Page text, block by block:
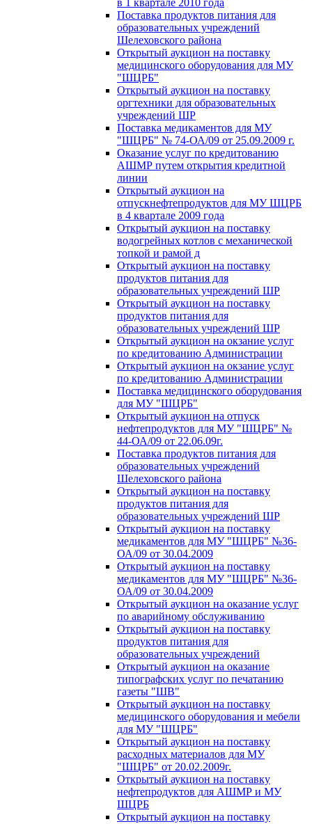
Поставка продуктов питания для
образовательных учреждений
Шелеховского района
Открытый аукцион на поставку
медицинского оборудования для МУ
"ШЦРБ"
Открытый аукцион на поставку
оргтехники для образовательных
учреждений ШР
Поставка медикаментов для МУ
"ШЦРБ" № 74-ОА/09 от 25.09.2009 г.
Оказание услуг по кредитованию
АШМР путем открытия кредитной
линии
Открытый аукцион на
отпускнефтепродуктов для МУ ШЦРБ
в 4 квартале 2009 года
Открытый аукцион на поставку
водогрейных котлов с механической
топкой и рамой д
Открытый аукцион на поставку
продуктов питания для
образовательных учреждений ШР
Открытый аукцион на поставку
продуктов питания для
образовательных учреждений ШР
Открытый аукцион на окзание услуг
по кредитованию Администрации
Открытый аукцион на окзание услуг
по кредитованию Администрации
Поставка медицинского оборудования
для МУ "ШЦРБ"
Открытый аукцион на отпуск
нефтепродуктов для МУ "ШЦРБ" №
44-ОА/09 от 22.06.09г.
Поставка продуктов питания для
образовательных учреждений
Шелеховского района
Открытый аукцион на поставку
продуктов питания для
образовательных учреждений ШР
Открытый аукцион на поставку
медикаментов для МУ "ШЦРБ" №36-
ОА/09 от 30.04.2009
Открытый аукцион на поставку
медикаментов для МУ "ШЦРБ" №36-
ОА/09 от 30.04.2009
Открытый аукцион на оказание услуг
по аварийному обслуживанию
Открытый аукцион на поставку
продуктов питания для
образовательных учреждений
Открытый аукцион на оказание
типографских услуг по печатанию
газеты "ШВ"
Открытый аукцион на поставку
медицинского оборудования и мебели
для МУ "ШЦРБ"
Открытый аукцион на поставку
расходных материалов для МУ
"ШЦРБ" от 20.02.2009г.
Открытый аукцион на поставку
нефтепродуктов для АШМР и МУ
ШЦРБ
Открытый аукцион на поставку